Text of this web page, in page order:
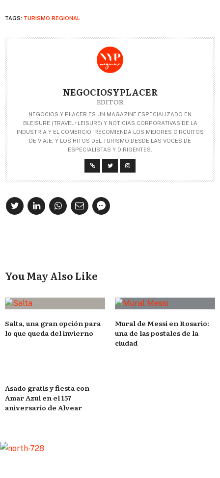
TAGS: TURISMO REGIONAL
NEGOCIOSYPLACER
EDITOR
NEGOCIOS Y PLACER ES UN MAGAZINE ESPECIALIZADO EN
BLEISURE (TRAVEL+LEISURE) Y NOTICIAS CORPORATIVAS DE LA
INDUSTRIA Y EL COMERCIO. RECOMIENDA LOS MEJORES CIRCUITOS
DE VIAJE, Y LOS HITOS DEL TURISMO DESDE LAS VOCES DE
ESPECIALISTAS Y DIRIGENTES.
You May Also Like
Salta, una gran opción para
lo que queda del invierno
Mural de Messi en Rosario:
una de las postales de la
ciudad
Asado gratis y fiesta con
Amar Azul en el 157
aniversario de Alvear